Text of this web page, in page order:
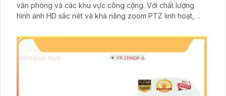
văn phòng và các khu vực công cộng. Với chất lượng
hình ảnh HD sắc nét và khả năng zoom PTZ linh hoạt,
ngóc ngách.